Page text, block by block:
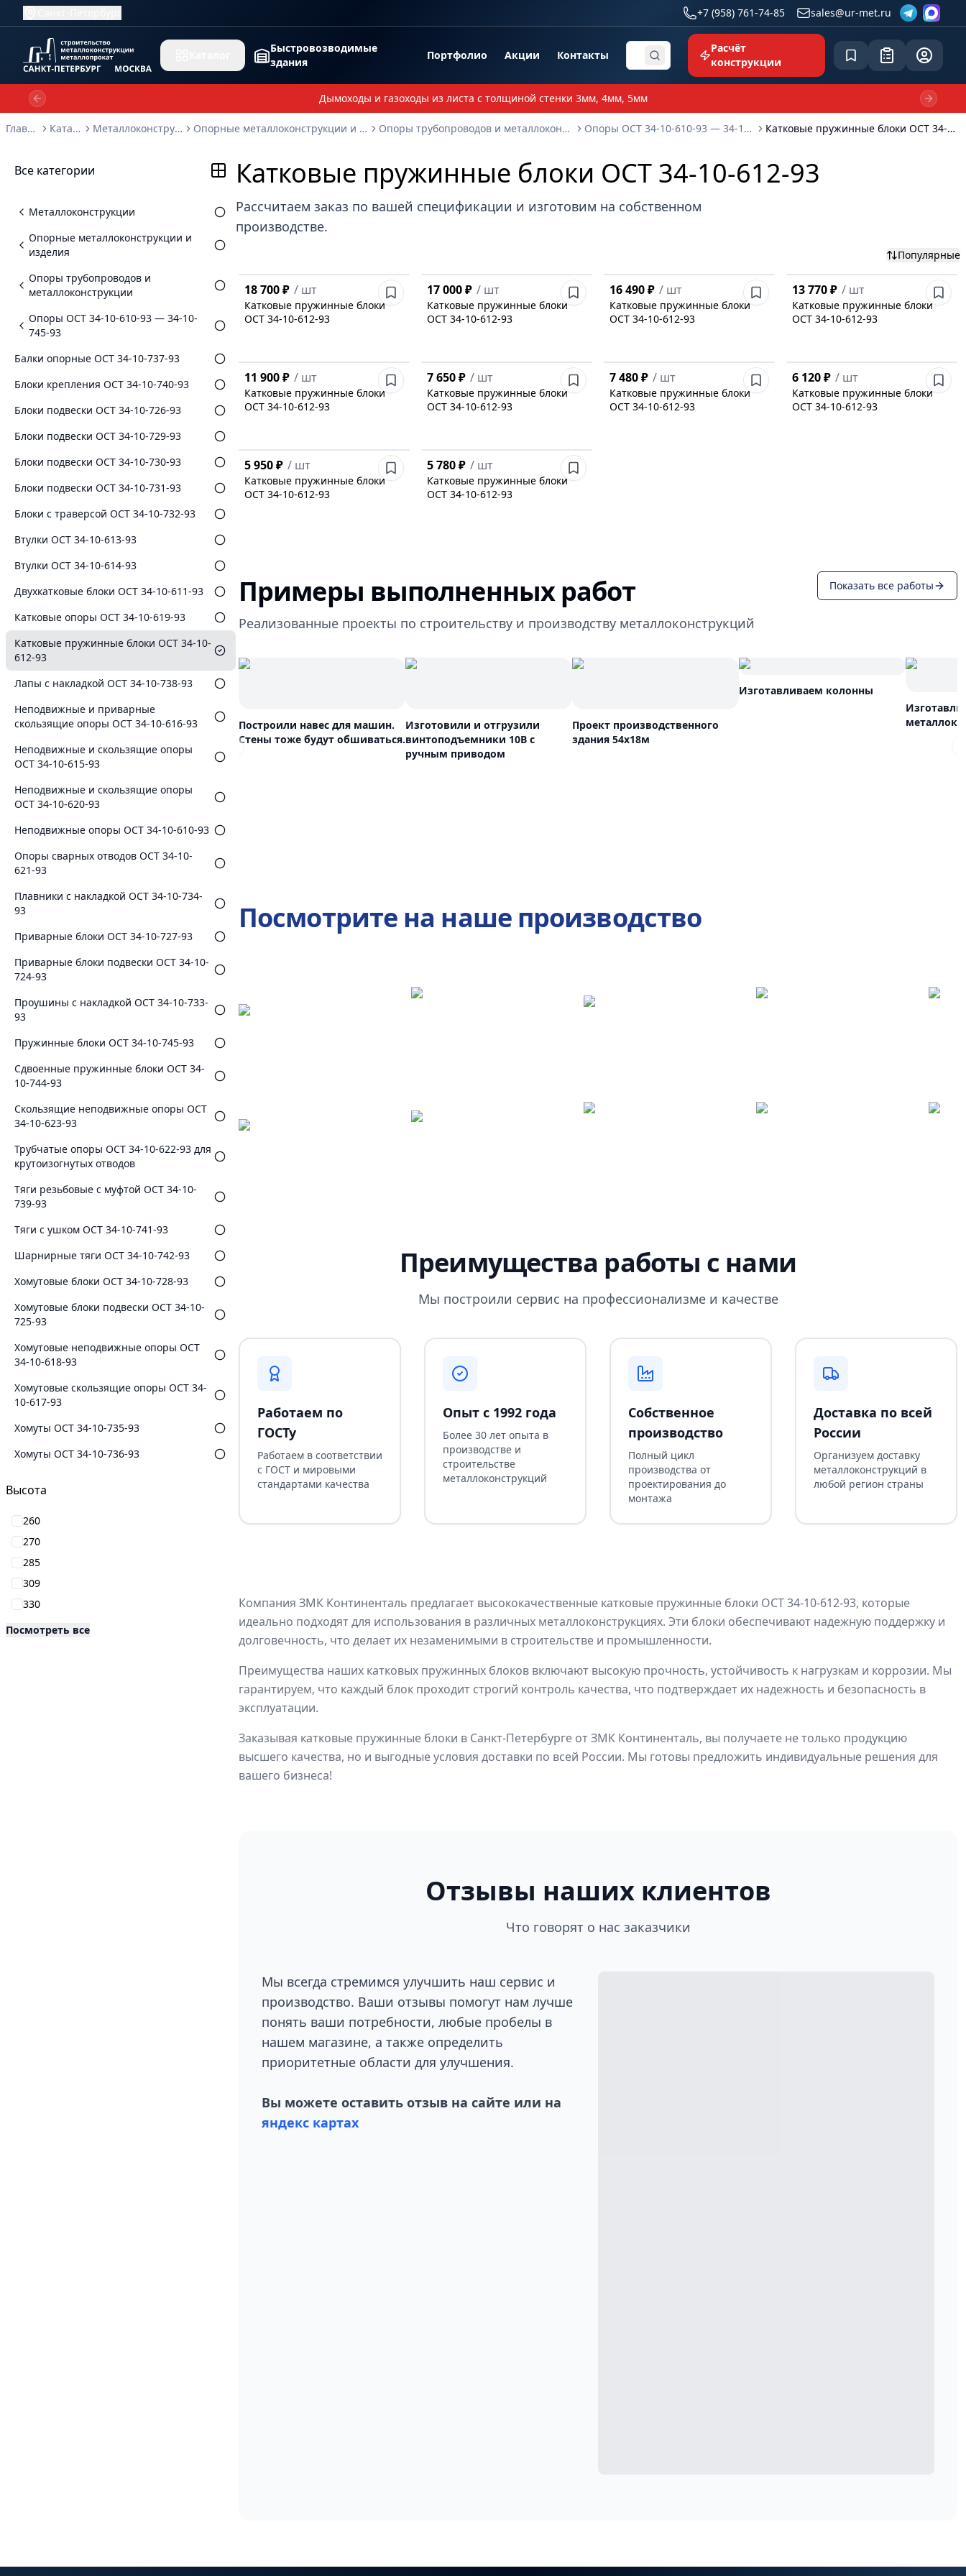
+7 (958) 761-74-85 sales@ur-met.ru
Быстровозводимые
здания
Портфолио Акции Контакты
Расчёт
конструкции
Сохранённое
Заявка
Дымоходы и газоходы из листа с толщиной стенки 3мм, 4мм, 5мм
Previous slide
Next
Главная
Каталог Металлоконструкции Опорные металлоконструкции и изделия Опоры трубопроводов и металлоконструкции Опоры ОСТ 34-10-610-93 — 34-10-745-93 Катковые пружинные блоки ОСТ 34-10-612-93
Все категории
Металлоконструкции
Опорные металлоконструкции и
изделия
Опоры трубопроводов и
металлоконструкции
Опоры ОСТ 34-10-610-93 — 34-10-
745-93
Балки опорные ОСТ 34-10-737-93
Блоки крепления ОСТ 34-10-740-93
Блоки подвески ОСТ 34-10-726-93
Блоки подвески ОСТ 34-10-729-93
Блоки подвески ОСТ 34-10-730-93
Блоки подвески ОСТ 34-10-731-93
Блоки с траверсой ОСТ 34-10-732-93
Втулки ОСТ 34-10-613-93
Втулки ОСТ 34-10-614-93
Двухкатковые блоки ОСТ 34-10-611-93
Катковые опоры ОСТ 34-10-619-93
Катковые пружинные блоки ОСТ 34-10-
612-93
Лапы с накладкой ОСТ 34-10-738-93
Неподвижные и приварные
скользящие опоры ОСТ 34-10-616-93
Неподвижные и скользящие опоры
ОСТ 34-10-615-93
Неподвижные и скользящие опоры
ОСТ 34-10-620-93
Неподвижные опоры ОСТ 34-10-610-93
Опоры сварных отводов ОСТ 34-10-
621-93
Плавники с накладкой ОСТ 34-10-734-
93
Приварные блоки ОСТ 34-10-727-93
Приварные блоки подвески ОСТ 34-10-
724-93
Проушины с накладкой ОСТ 34-10-733-
93
Пружинные блоки ОСТ 34-10-745-93
Сдвоенные пружинные блоки ОСТ 34-
10-744-93
Скользящие неподвижные опоры ОСТ
34-10-623-93
Трубчатые опоры ОСТ 34-10-622-93 для
крутоизогнутых отводов
Тяги резьбовые с муфтой ОСТ 34-10-
739-93
Тяги с ушком ОСТ 34-10-741-93
Шарнирные тяги ОСТ 34-10-742-93
Хомутовые блоки ОСТ 34-10-728-93
Хомутовые блоки подвески ОСТ 34-10-
725-93
Хомутовые неподвижные опоры ОСТ
34-10-618-93
Хомутовые скользящие опоры ОСТ 34-
10-617-93
Хомуты ОСТ 34-10-735-93
Хомуты ОСТ 34-10-736-93
Высота
260
270
285
309
330
Посмотреть все
Катковые пружинные блоки ОСТ 34-10-612-93
Рассчитаем заказ по вашей спецификации и изготовим на собственном
производстве.
Популярные
18 700 ₽ / шт
Катковые пружинные блоки
ОСТ 34-10-612-93
17 000 ₽ / шт
Катковые пружинные блоки
ОСТ 34-10-612-93
16 490 ₽ / шт
Катковые пружинные блоки
ОСТ 34-10-612-93
13 770 ₽ / шт
Катковые пружинные блоки
ОСТ 34-10-612-93
11 900 ₽ / шт
Катковые пружинные блоки
ОСТ 34-10-612-93
7 650 ₽ / шт
Катковые пружинные блоки
ОСТ 34-10-612-93
7 480 ₽ / шт
Катковые пружинные блоки
ОСТ 34-10-612-93
6 120 ₽ / шт
Катковые пружинные блоки
ОСТ 34-10-612-93
5 950 ₽ / шт
Катковые пружинные блоки
ОСТ 34-10-612-93
5 780 ₽ / шт
Катковые пружинные блоки
ОСТ 34-10-612-93
Примеры выполненных работ
Реализованные проекты по строительству и производству металлоконструкций
Показать все работы
Построили навес для машин.
Стены тоже будут обшиваться.
Изготовили и отгрузили
винтоподъемники 10В с
ручным приводом
Проект производственного
здания 54х18м
Изготавливаем колонны
Посмотрите на наше производство
Преимущества работы с нами
Мы построили сервис на профессионализме и качестве
Работаем по
ГОСТу
Работаем в соответствии
с ГОСТ и мировыми
стандартами качества
Опыт с 1992 года
Более 30 лет опыта в
производстве и
строительстве
металлоконструкций
Собственное
производство
Полный цикл
производства от
проектирования до
монтажа
Доставка по всей
России
Организуем доставку
металлоконструкций в
любой регион страны
Компания ЗМК Континенталь предлагает высококачественные катковые пружинные блоки ОСТ 34-10-612-93, которые
идеально подходят для использования в различных металлоконструкциях. Эти блоки обеспечивают надежную поддержку и
долговечность, что делает их незаменимыми в строительстве и промышленности.
Преимущества наших катковых пружинных блоков включают высокую прочность, устойчивость к нагрузкам и коррозии. Мы
гарантируем, что каждый блок проходит строгий контроль качества, что подтверждает их надежность и безопасность в
эксплуатации.
Заказывая катковые пружинные блоки в Санкт-Петербурге от ЗМК Континенталь, вы получаете не только продукцию
высшего качества, но и выгодные условия доставки по всей России. Мы готовы предложить индивидуальные решения для
вашего бизнеса!
Отзывы наших клиентов
Что говорят о нас заказчики
Мы всегда стремимся улучшить наш сервис и
производство. Ваши отзывы помогут нам лучше
понять ваши потребности, любые пробелы в
нашем магазине, а также определить
приоритетные области для улучшения.
Вы можете оставить отзыв на сайте или на
яндекс картах